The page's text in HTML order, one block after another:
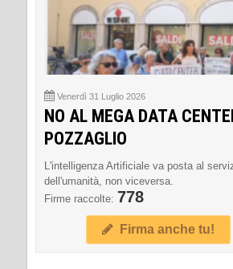
Venerdì 31 Luglio 2026
NO AL MEGA DATA
POZZAGLIO
L'intelligenza Artificiale va posta al
dell'umanità, non viceversa.
Firme raccolte: 778
Firma anche tu!